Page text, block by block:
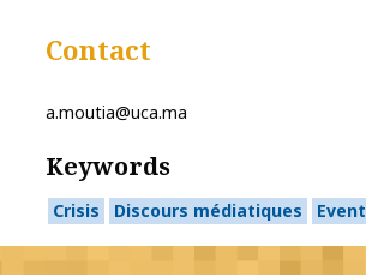
Contact
a.moutia@uca.ma
Keywords
Crisis Discours médiatiques Event